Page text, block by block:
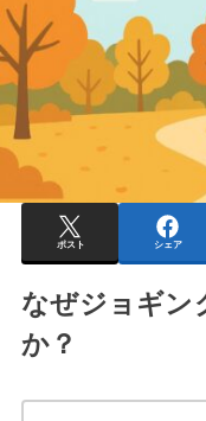
ポスト シェア
なぜジョギン
か？